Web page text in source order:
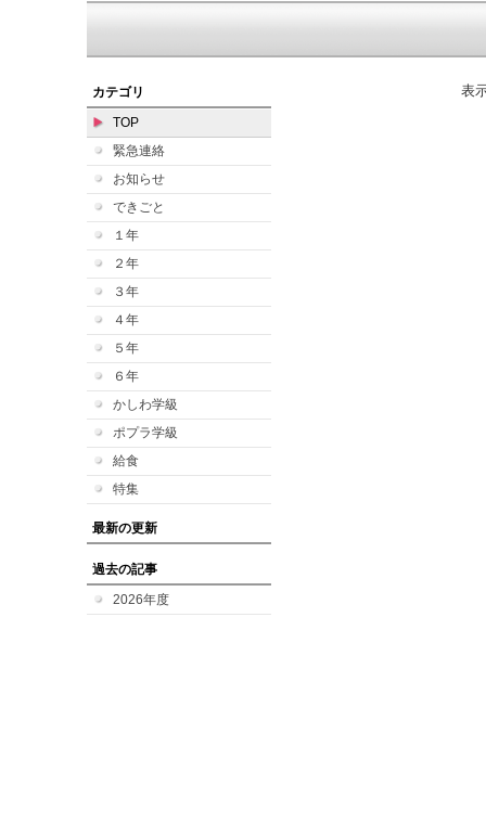
カテゴリ
TOP
緊急連絡
お知らせ
できごと
１年
２年
３年
４年
５年
６年
かしわ学級
ポプラ学級
給食
特集
最新の更新
過去の記事
2026年度
表